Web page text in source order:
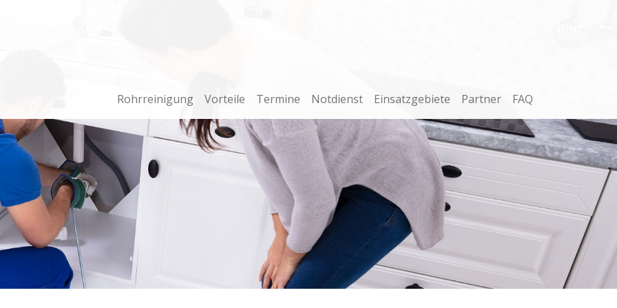
Rohrreinigung Vorteile Termine Notdienst Einsatzgebiete Partner FAQ